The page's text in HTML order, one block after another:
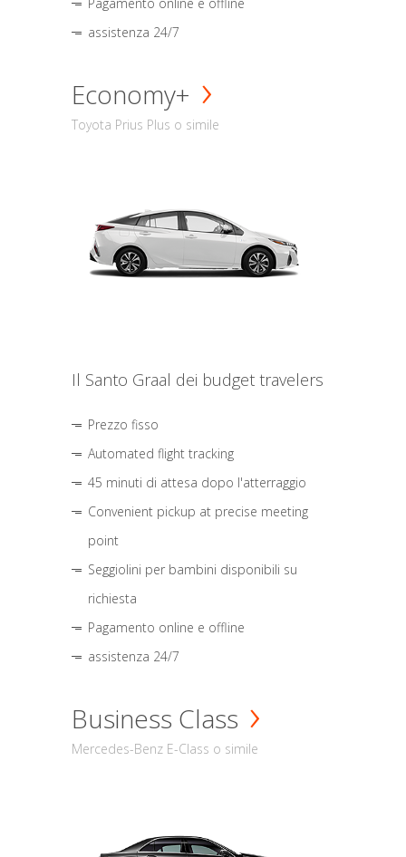
assistenza 24/7
Economy+
Toyota Prius Plus o simile
Il Santo Graal dei budget travelers
Prezzo fisso
Automated flight tracking
45 minuti di attesa dopo l'atterraggio
Convenient pickup at precise meeting
point
Seggiolini per bambini disponibili su
richiesta
Pagamento online e offline
assistenza 24/7
Business Class
Mercedes-Benz E-Class o simile